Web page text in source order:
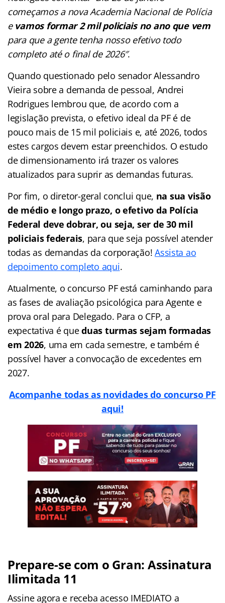
começamos a nova Academia Nacional de Polícia
e vamos formar 2 mil policiais no ano que vem
para que a gente tenha nosso efetivo todo
completo até o final de 2026″.
Quando questionado pelo senador Alessandro
Vieira sobre a demanda de pessoal, Andrei
Rodrigues lembrou que, de acordo com a
legislação prevista, o efetivo ideal da PF é de
pouco mais de 15 mil policiais e, até 2026, todos
estes cargos devem estar preenchidos. O estudo
de dimensionamento irá trazer os valores
atualizados para suprir as demandas futuras.
Por fim, o diretor-geral conclui que, na sua visão
de médio e longo prazo, o efetivo da Polícia
Federal deve dobrar, ou seja, ser de 30 mil
policiais federais, para que seja possível atender
todas as demandas da corporação!Assista ao
depoimento completo aqui.
Atualmente, o concurso PF está caminhando para
as fases de avaliação psicológica para Agente e
prova oral para Delegado. Para o CFP, a
expectativa é queduas turmas sejam formadas
em 2026, uma em cada semestre, e também é
possível haver a convocação de excedentes em
2027.
Acompanhe todas as novidades do concurso PF
aqui!
Prepare-se com o Gran: Assinatura
Ilimitada 11
Assine agora e receba acesso IMEDIATO a